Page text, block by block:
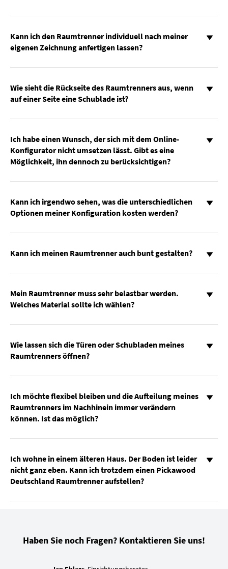
Kann ich den Raumtrenner individuell nach meiner
eigenen Zeichnung anfertigen lassen?
Wie sieht die Rückseite des Raumtrenners aus, wenn
auf einer Seite eine Schublade ist?
Ich habe einen Wunsch, der sich mit dem Online-
Konfigurator nicht umsetzen lässt. Gibt es eine
Möglichkeit, ihn dennoch zu berücksichtigen?
Kann ich irgendwo sehen, was die unterschiedlichen
Optionen meiner Konfiguration kosten werden?
Kann ich meinen Raumtrenner auch bunt gestalten?
Mein Raumtrenner muss sehr belastbar werden.
Welches Material sollte ich wählen?
Wie lassen sich die Türen oder Schubladen meines
Raumtrenners öffnen?
Ich möchte flexibel bleiben und die Aufteilung meines
Raumtrenners im Nachhinein immer verändern
können. Ist das möglich?
Ich wohne in einem älteren Haus. Der Boden ist leider
nicht ganz eben. Kann ich trotzdem einen Pickawood
Deutschland Raumtrenner aufstellen?
Haben Sie noch Fragen? Kontaktieren Sie uns!